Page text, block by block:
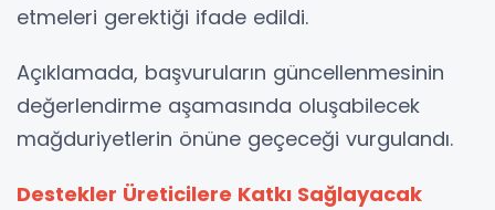
etmeleri gerektiği ifade edildi.
Açıklamada, başvuruların güncellenmesinin
değerlendirme aşamasında oluşabilecek
mağduriyetlerin önüne geçeceği vurgulandı.
Destekler Üreticilere Katkı Sağlayacak